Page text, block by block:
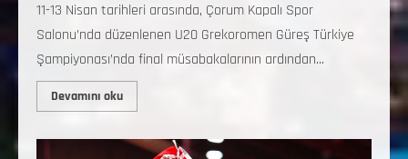
11-13 Nisan tarihleri arasında, Çorum Kapalı Spor
Salonu’nda düzenlenen U20 Grekoromen Güreş Türkiye
Şampiyonası’nda final müsabakalarının ardından...
Devamını oku